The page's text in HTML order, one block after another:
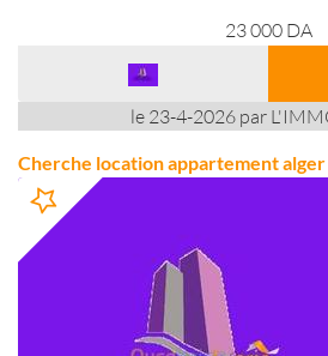
23 000 DA
le 23-4-2026 par
Cherche location appartement alger